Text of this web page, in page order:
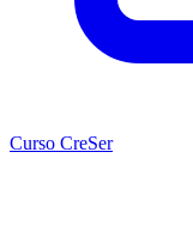
Curso CreSer